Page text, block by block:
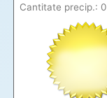
Cantitate precip.: 0